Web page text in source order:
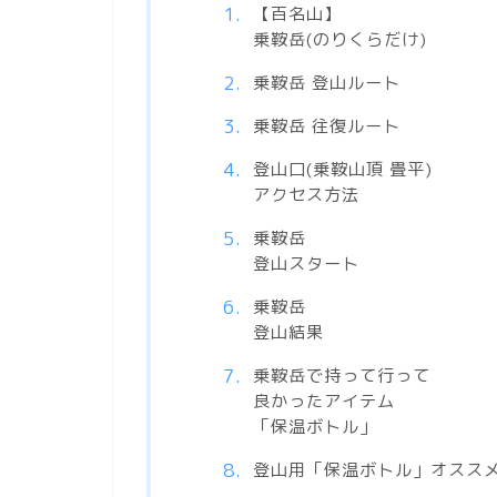
【百名山】
乗鞍岳(のりくらだけ)
乗鞍岳 登山ルート
乗鞍岳 往復ルート
登山口(乗鞍山頂 畳平)
アクセス方法
乗鞍岳
登山スタート
乗鞍岳
登山結果
乗鞍岳で持って行って
良かったアイテム
「保温ボトル」
登山用「保温ボトル」オスス